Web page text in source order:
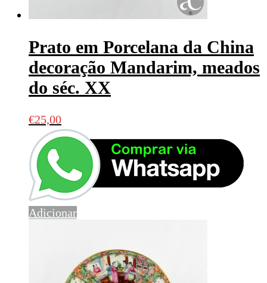
Prato em Porcelana da China
decoração Mandarim, meados
do séc. XX
€25,00
Adicionar